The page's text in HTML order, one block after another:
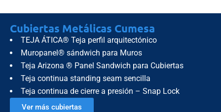
Cubiertas Metálicas Cumesa
TEJA ÁTICA® Teja perfil arquitectónico
Muropanel® sándwich para Muros
Teja Arizona ® Panel Sandwich para Cubiertas
Teja continua standing seam sencilla
Teja continua de cierre a presión – Snap Lock
Ver más cubiertas